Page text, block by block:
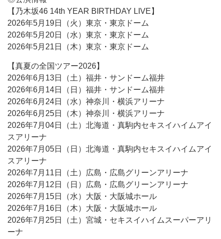
【乃木坂46 14th YEAR BIRTHDAY LIVE】
2026年5月19日（火）東京・東京ドーム
2026年5月20日（水）東京・東京ドーム
2026年5月21日（木）東京・東京ドーム
【真夏の全国ツアー2026】
2026年6月13日（土）福井・サンドーム福井
2026年6月14日（日）福井・サンドーム福井
2026年6月24日（水）神奈川・横浜アリーナ
2026年6月25日（木）神奈川・横浜アリーナ
2026年7月04日（土）北海道・真駒内セキスイハイムアイ
スアリーナ
2026年7月05日（日）北海道・真駒内セキスイハイムアイ
スアリーナ
2026年7月11日（土）広島・広島グリーンアリーナ
2026年7月12日（日）広島・広島グリーンアリーナ
2026年7月15日（水）大阪・大阪城ホール
2026年7月16日（木）大阪・大阪城ホール
2026年7月25日（土）宮城・セキスイハイムスーパーアリ
ーナ